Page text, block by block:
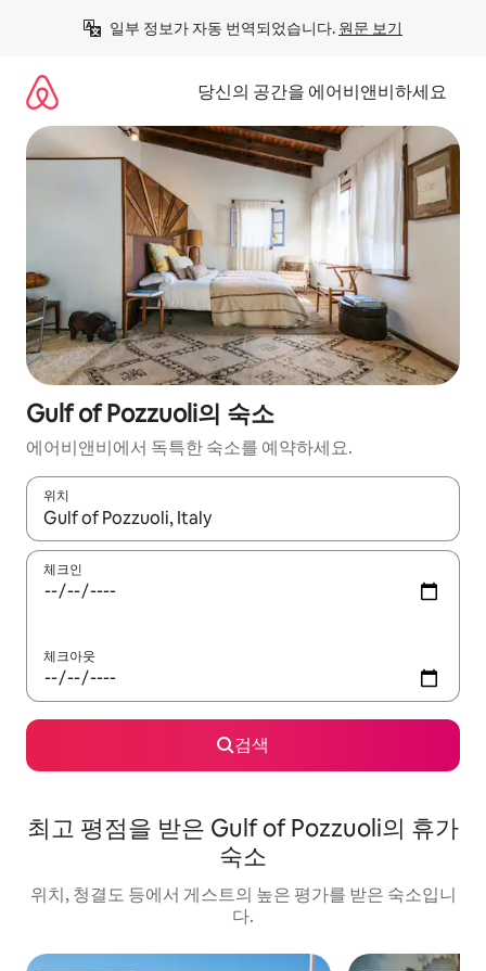
일부 정보가 자동 번역되었습니다. 원문 보기
당신의 공간을 에어비앤비하세요
Gulf of Pozzuoli의 숙소
에어비앤비에서 독특한 숙소를 예약하세요.
위치
결과가 나오면 위·아래 화살표 키를 사용하거나 터치 또는 스와이
체크인
체크아웃
검색
최고 평점을 받은 Gulf of Pozzuoli의 휴가
숙소
위치, 청결도 등에서 게스트의 높은 평가를 받은 숙소입니
다.